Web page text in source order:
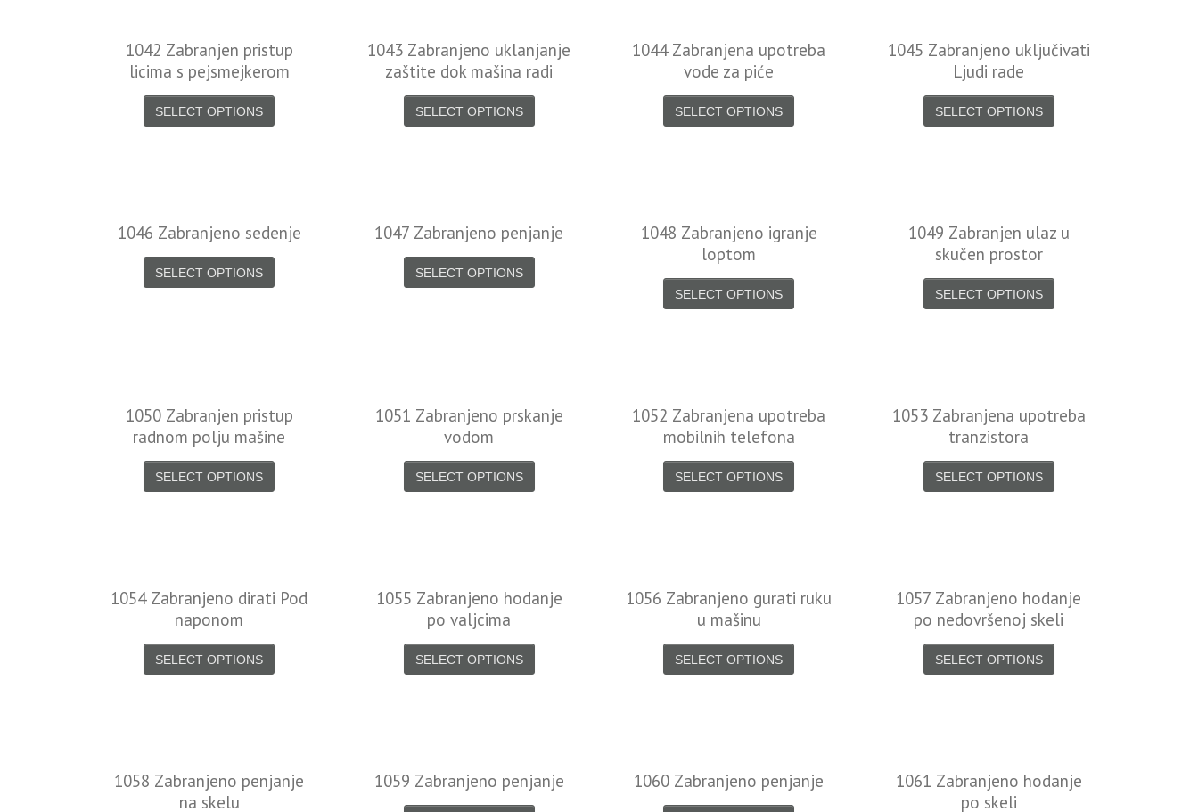
1042 Zabranjen pristup
licima s pejsmejkerom
SELECT OPTIONS
1043 Zabranjeno uklanjanje
zaštite dok mašina radi
SELECT OPTIONS
1044 Zabranjena upotreba
vode za piće
SELECT OPTIONS
1045 Zabranjeno uključivati
Ljudi rade
SELECT OPTIONS
1046 Zabranjeno sedenje
SELECT OPTIONS
1047 Zabranjeno penjanje
SELECT OPTIONS
1048 Zabranjeno igranje
loptom
SELECT OPTIONS
1049 Zabranjen ulaz u
skučen prostor
SELECT OPTIONS
1050 Zabranjen pristup
radnom polju mašine
SELECT OPTIONS
1051 Zabranjeno prskanje
vodom
SELECT OPTIONS
1052 Zabranjena upotreba
mobilnih telefona
SELECT OPTIONS
1053 Zabranjena upotreba
tranzistora
SELECT OPTIONS
1054 Zabranjeno dirati Pod
naponom
SELECT OPTIONS
1055 Zabranjeno hodanje
po valjcima
SELECT OPTIONS
1056 Zabranjeno gurati ruku
u mašinu
SELECT OPTIONS
1057 Zabranjeno hodanje
po nedovršenoj skeli
SELECT OPTIONS
1058 Zabranjeno penjanje
na skelu
1059 Zabranjeno penjanje 1060 Zabranjeno penjanje
1061 Zabranjeno hodanje
po skeli